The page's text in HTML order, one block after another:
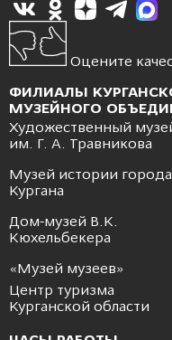
Оцените
ФИЛИАЛЫ
МУЗЕЙНОГО
Художественный
им. Г. А. Травникова
Музей истории города
Кургана
Дом-музей В.К.
Кюхельбекера
«Музей музеев»
Центр туризма
Курганской области